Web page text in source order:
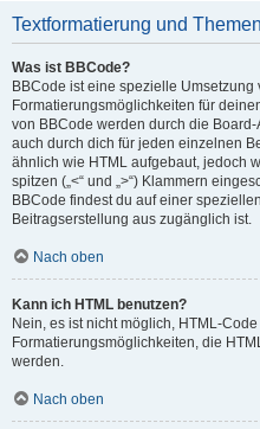
Textformatierung und
Was ist BBCode?
BBCode ist eine spezielle
Formatierungsmöglichkeiten für
von BBCode werden durch die
auch durch dich für jeden einzelnen
ähnlich wie HTML aufgebaut, jedoch
spitzen („<“ und „>“) Klammern
BBCode findest du auf einer
Beitragserstellung aus zugänglich ist.
Nach oben
Kann ich HTML benutzen?
Nein, es ist nicht möglich, HTML-
Formatierungsmöglichkeiten, die
werden.
Nach oben